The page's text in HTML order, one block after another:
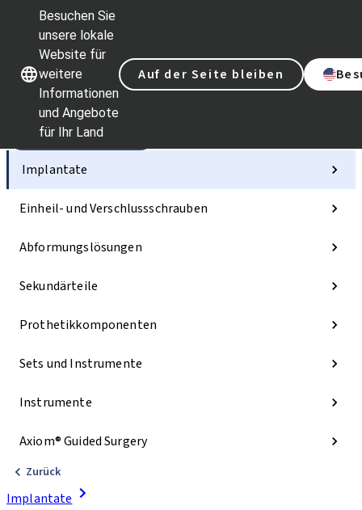
Besuchen Sie
unsere lokale
Website für
weitere
Informationen
und Angebote
für Ihr Land
Auf der Seite bleiben
Unsere MarkenUnsere Marken
Kategorien
Implantate
Einheil- und Verschlussschrauben
Abformungslösungen
Sekundärteile
Prothetikkomponenten
Sets und Instrumente
Instrumente
Axiom® Guided Surgery
Zurück
Implantate